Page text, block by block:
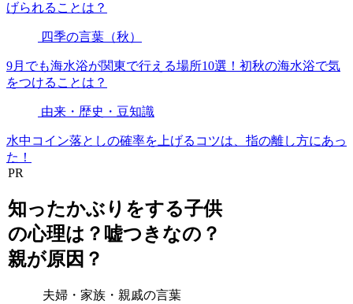
げられることは？
四季の言葉（秋）
9月でも海水浴が関東で行える場所10選！初秋の海水浴で気
をつけることは？
由来・歴史・豆知識
水中コイン落としの確率を上げるコツは、指の離し方にあっ
た！
PR
知ったかぶりをする子供
の心理は？嘘つきなの？
親が原因？
夫婦・家族・親戚の言葉